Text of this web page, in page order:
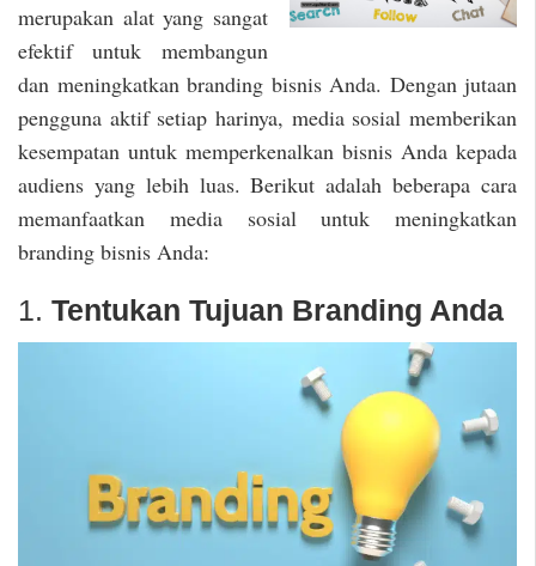
merupakan alat yang sangat
efektif untuk membangun
dan meningkatkan branding bisnis Anda. Dengan jutaan
pengguna aktif setiap harinya, media sosial memberikan
kesempatan untuk memperkenalkan bisnis Anda kepada
audiens yang lebih luas. Berikut adalah beberapa cara
memanfaatkan media sosial untuk meningkatkan
branding bisnis Anda:
1. Tentukan Tujuan Branding Anda